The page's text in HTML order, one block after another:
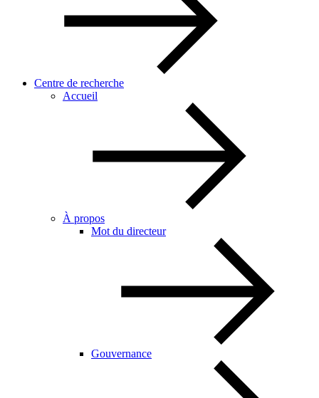
Centre de recherche
Accueil
À propos
Mot du directeur
Gouvernance